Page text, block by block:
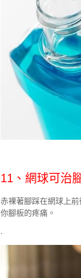
11、網球可治
赤裸著腳踩在網球上
你腳板的疼痛。
.